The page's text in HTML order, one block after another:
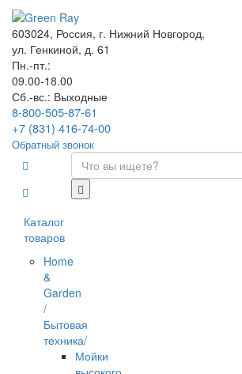
603024, Россия, г. Нижний Новгород,
ул. Генкиной, д. 61
Пн.-пт.:
09.00-18.00
Сб.-вс.: Выходные
8-800-505-87-61
+7 (831) 416-74-00
Обратный звонок
Каталог
товаров
Home
&
Garden
/
Бытовая
техника/
Мойки